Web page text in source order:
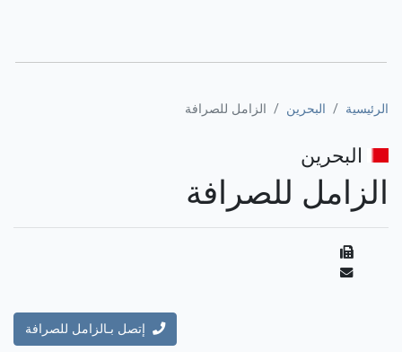
الرئيسية البحرين الزامل للصرافة
البحرين
الزامل للصرافة
إتصل بـالزامل للصرافة